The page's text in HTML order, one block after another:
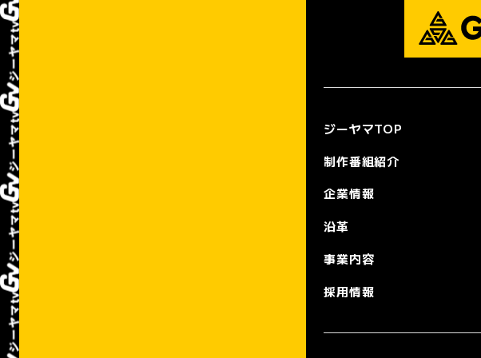
ジーヤマTOP
制作番組紹介
企業情報
沿革
事業内容
採用情報